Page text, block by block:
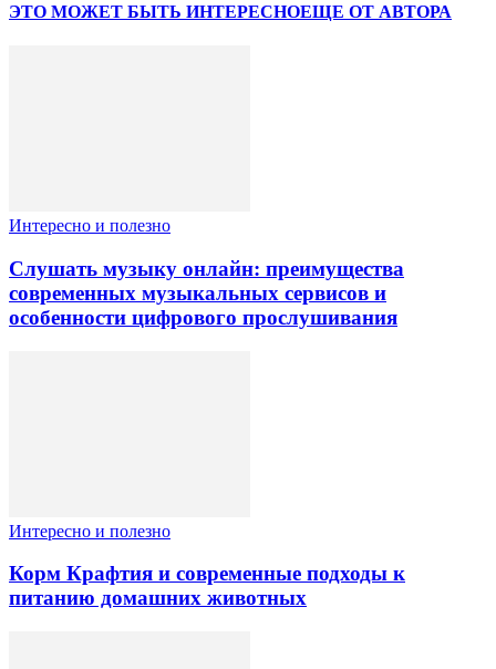
ЭТО МОЖЕТ БЫТЬ ИНТЕРЕСНОЕЩЕ ОТ АВТОРА
Интересно и полезно
Слушать музыку онлайн: преимущества
современных музыкальных сервисов и
особенности цифрового прослушивания
Интересно и полезно
Корм Крафтия и современные подходы к
питанию домашних животных